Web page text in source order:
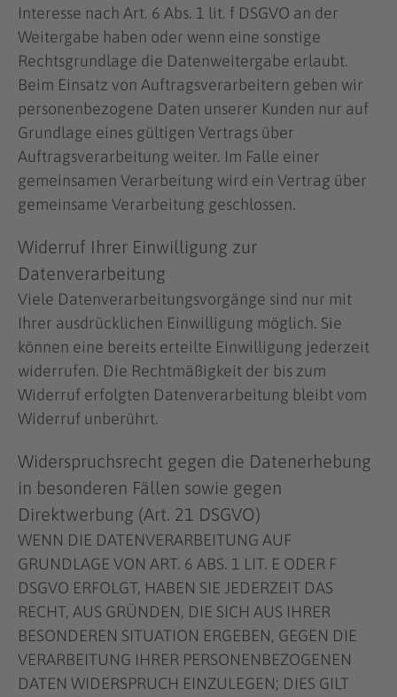
Interesse nach Art. 6 Abs. 1 lit. f DSGVO an der
Weitergabe haben oder wenn eine sonstige
Rechtsgrundlage die Datenweitergabe erlaubt.
Beim Einsatz von Auftragsverarbeitern geben wir
personenbezogene Daten unserer Kunden nur auf
Grundlage eines gültigen Vertrags über
Auftragsverarbeitung weiter. Im Falle einer
gemeinsamen Verarbeitung wird ein Vertrag über
gemeinsame Verarbeitung geschlossen.
Widerruf Ihrer Einwilligung zur
Datenverarbeitung
Viele Datenverarbeitungsvorgänge sind nur mit
Ihrer ausdrücklichen Einwilligung möglich. Sie
können eine bereits erteilte Einwilligung jederzeit
widerrufen. Die Rechtmäßigkeit der bis zum
Widerruf erfolgten Datenverarbeitung bleibt vom
Widerruf unberührt.
Widerspruchsrecht gegen die Datenerhebung
in besonderen Fällen sowie gegen
Direktwerbung (Art. 21 DSGVO)
WENN DIE DATENVERARBEITUNG AUF
GRUNDLAGE VON ART. 6 ABS. 1 LIT. E ODER F
DSGVO ERFOLGT, HABEN SIE JEDERZEIT DAS
RECHT, AUS GRÜNDEN, DIE SICH AUS IHRER
BESONDEREN SITUATION ERGEBEN, GEGEN DIE
VERARBEITUNG IHRER PERSONENBEZOGENEN
DATEN WIDERSPRUCH EINZULEGEN; DIES GILT